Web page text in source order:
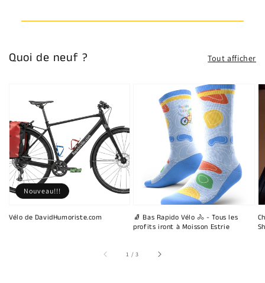
Quoi de neuf ? Tout afficher
Vélo de DavidHumoriste.com
Nouveau!!!
🧦 Bas Rapido Vélo 🚴 - Tous les
profits iront à Moisson Estrie
1 /sur
3